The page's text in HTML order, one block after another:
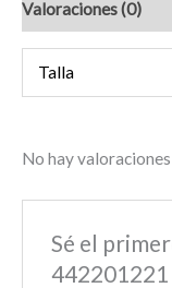
Valoraciones (0)
Talla
No hay valoraciones
Sé el
442201221